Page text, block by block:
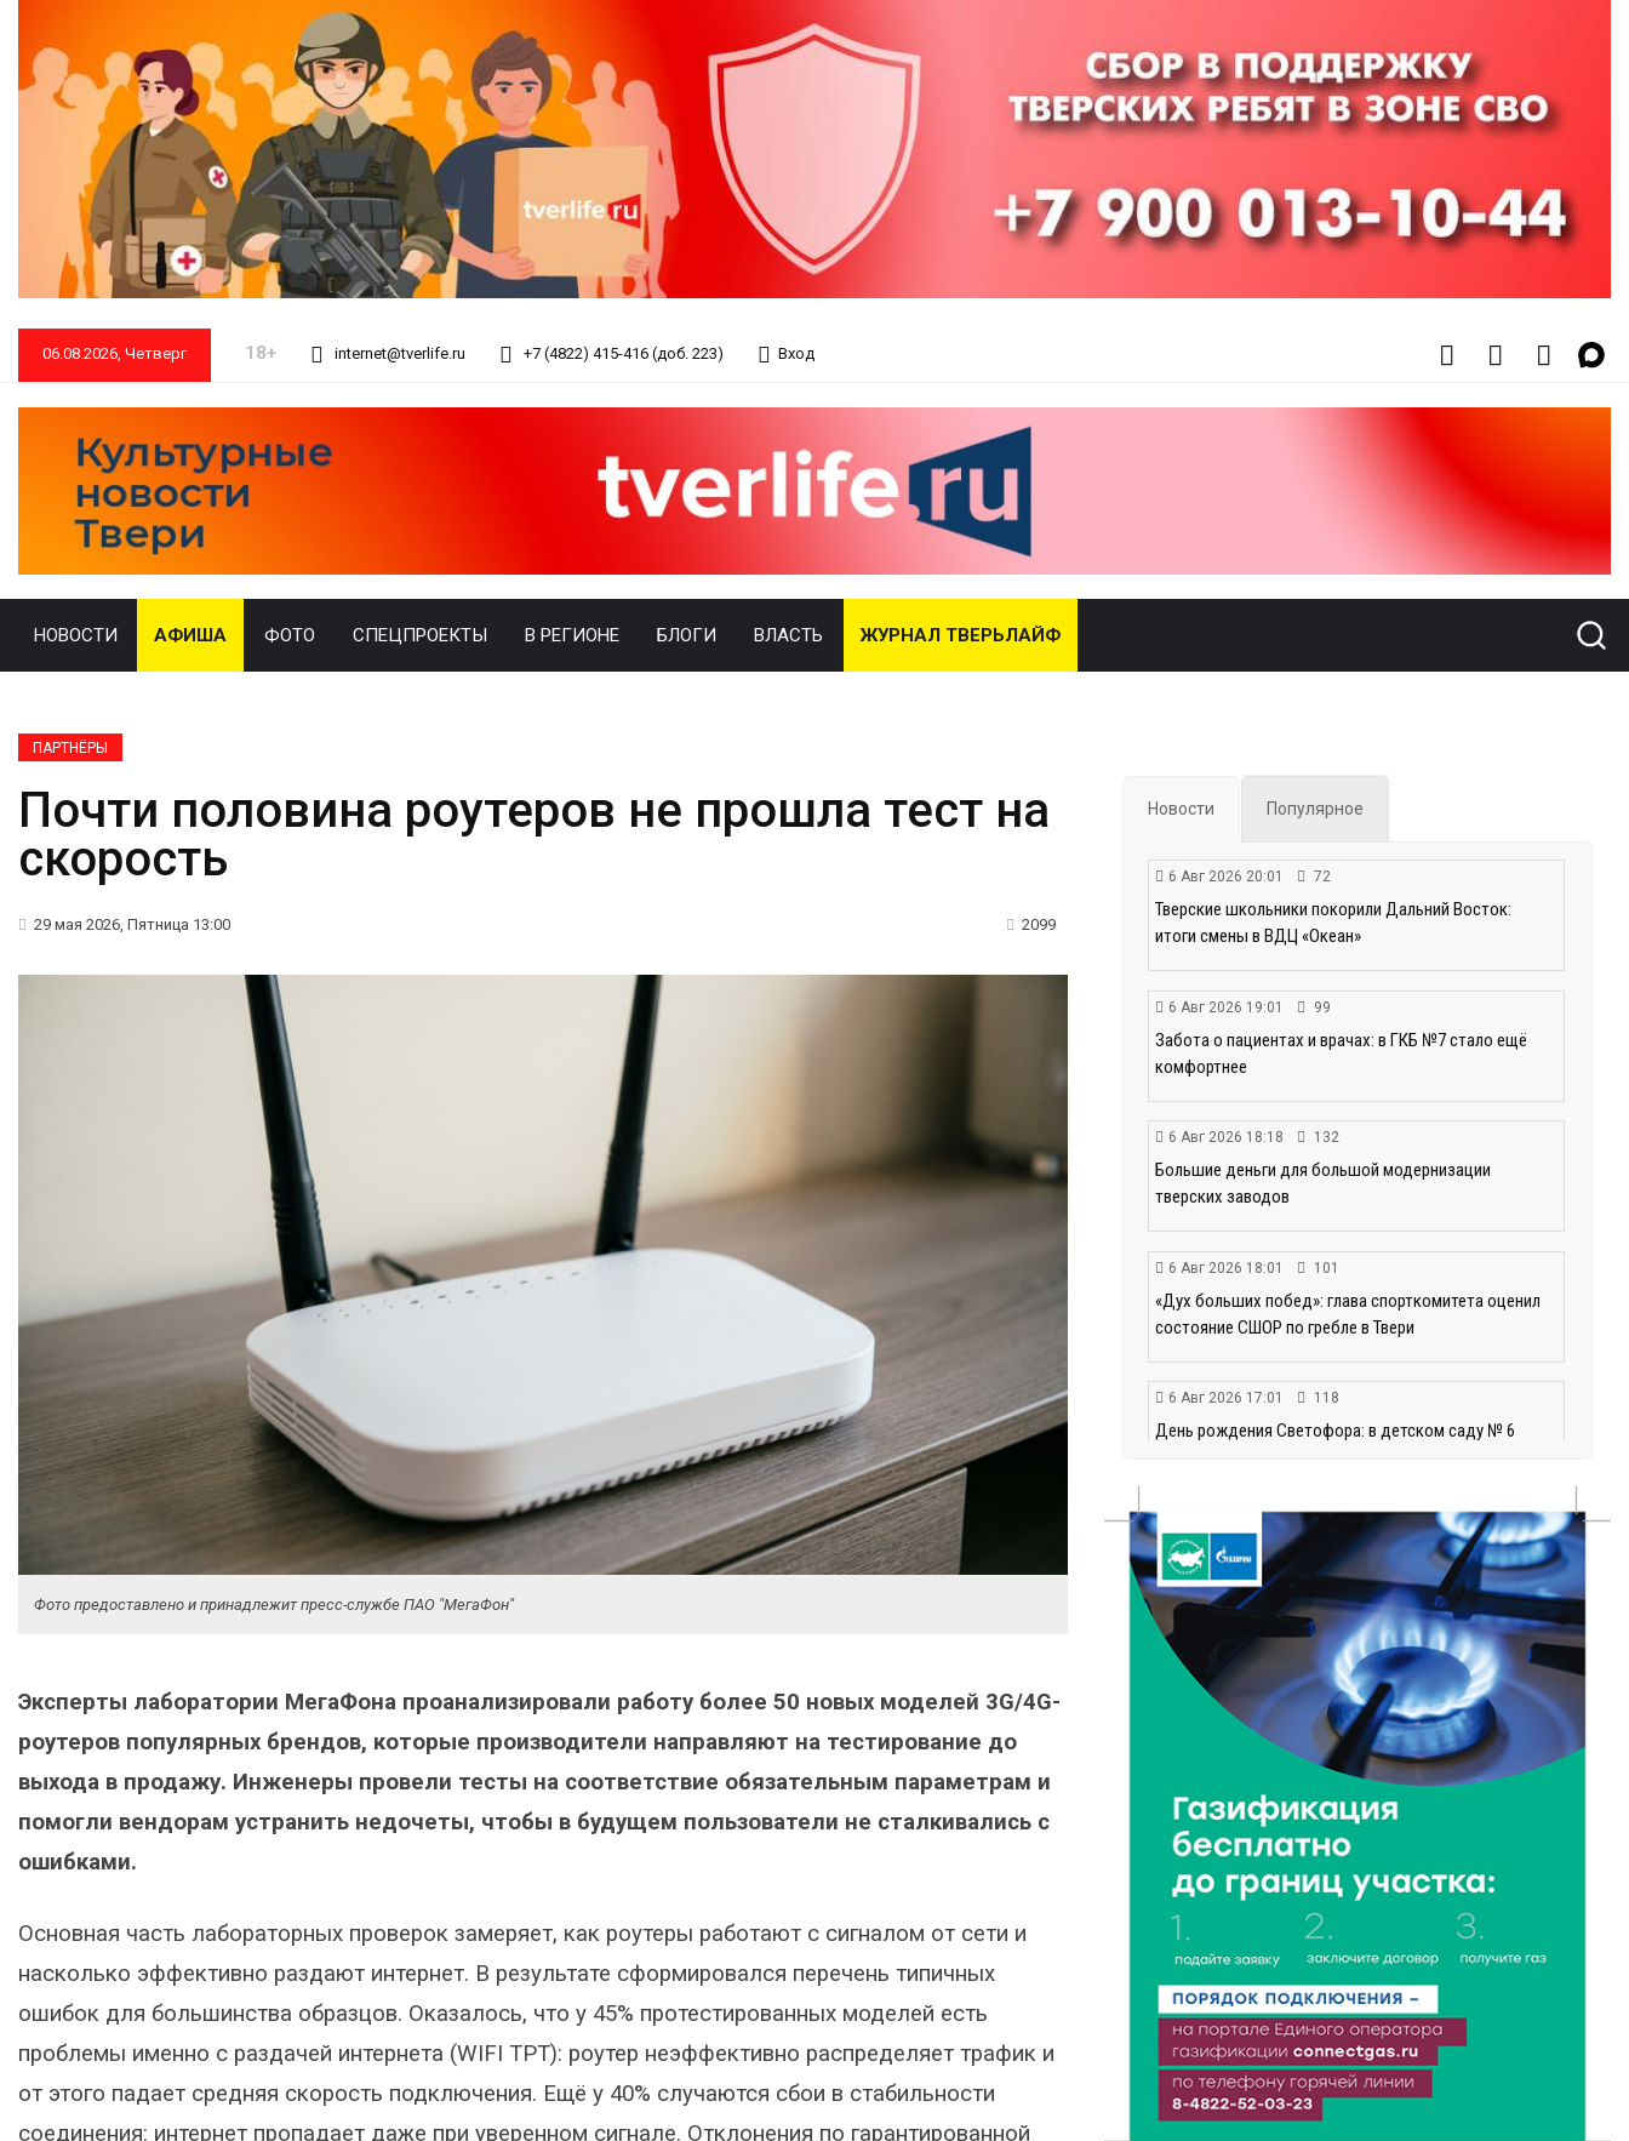
06.08.2026, Четверг 18+ internet@tverlife.ru +7 (4822) 415-416 (доб. 223) Вход
НОВОСТИ АФИША ФОТО СПЕЦПРОЕКТЫ В РЕГИОНЕ БЛОГИ ВЛАСТЬ ЖУРНАЛ ТВЕРЬЛАЙФ
ПАРТНЁРЫ
Почти половина роутеров не прошла тест на
скорость
29 мая 2026, Пятница 13:00 2099
Фото предоставлено и принадлежит пресс-службе ПАО "МегаФон"
Эксперты лаборатории МегаФона проанализировали работу более 50 новых моделей 3G/4G-
роутеров популярных брендов, которые производители направляют на тестирование до
выхода в продажу. Инженеры провели тесты на соответствие обязательным параметрам и
помогли вендорам устранить недочеты, чтобы в будущем пользователи не сталкивались с
ошибками.
Основная часть лабораторных проверок замеряет, как роутеры работают с сигналом от сети и
насколько эффективно раздают интернет. В результате сформировался перечень типичных
ошибок для большинства образцов. Оказалось, что у 45% протестированных моделей есть
проблемы именно с раздачей интернета (WIFI TPT): роутер неэффективно распределяет трафик и
от этого падает средняя скорость подключения. Ещё у 40% случаются сбои в стабильности
соединения: интернет пропадает даже при уверенном сигнале. Отклонения по гарантированной
Новости Популярное
6 Авг 2026 20:01 72
Тверские школьники покорили Дальний Восток:
итоги смены в ВДЦ «Океан»
6 Авг 2026 19:01 99
Забота о пациентах и врачах: в ГКБ №7 стало ещё
комфортнее
6 Авг 2026 18:18 132
Большие деньги для большой модернизации
тверских заводов
6 Авг 2026 18:01 101
«Дух больших побед»: глава спорткомитета оценил
состояние СШОР по гребле в Твери
6 Авг 2026 17:01 118
День рождения Светофора: в детском саду № 6
172
В Твери пройдёт дополнительный день приёма в
колледжи
6 Авг 2026 16:37 117
Исследование: ежемесячная смена категорий
кешбэка создает волны спроса
Тверские «Романтики» покорили Витебск своей
хореографией
6 Авг 2026 16:08 214
Виталий Королев наградил строителей и
6 Авг 2026 16:02 89
Объем выдачи ипотеки в России вырос на 38%